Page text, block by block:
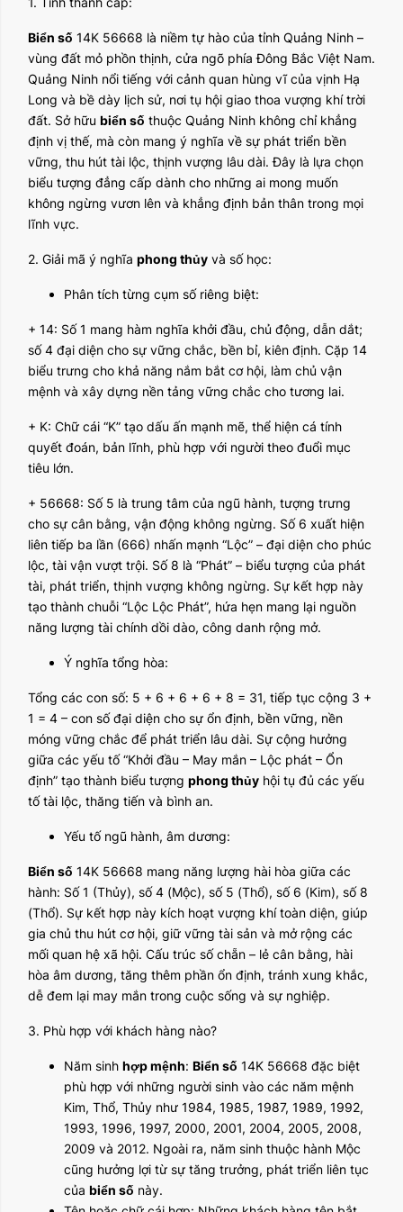
Biển số 14K 56668 là niềm tự hào của tỉnh Quảng Ninh –
vùng đất mỏ phồn thịnh, cửa ngõ phía Đông Bắc Việt Nam.
Quảng Ninh nổi tiếng với cảnh quan hùng vĩ của vịnh Hạ
Long và bề dày lịch sử, nơi tụ hội giao thoa vượng khí trời
đất. Sở hữu biển số thuộc Quảng Ninh không chỉ khẳng
định vị thế, mà còn mang ý nghĩa về sự phát triển bền
vững, thu hút tài lộc, thịnh vượng lâu dài. Đây là lựa chọn
biểu tượng đẳng cấp dành cho những ai mong muốn
không ngừng vươn lên và khẳng định bản thân trong mọi
lĩnh vực.
2. Giải mã ý nghĩa phong thủy và số học:
Phân tích từng cụm số riêng biệt:
+ 14: Số 1 mang hàm nghĩa khởi đầu, chủ động, dẫn dắt;
số 4 đại diện cho sự vững chắc, bền bỉ, kiên định. Cặp 14
biểu trưng cho khả năng nắm bắt cơ hội, làm chủ vận
mệnh và xây dựng nền tảng vững chắc cho tương lai.
+ K: Chữ cái “K” tạo dấu ấn mạnh mẽ, thể hiện cá tính
quyết đoán, bản lĩnh, phù hợp với người theo đuổi mục
tiêu lớn.
+ 56668: Số 5 là trung tâm của ngũ hành, tượng trưng
cho sự cân bằng, vận động không ngừng. Số 6 xuất hiện
liên tiếp ba lần (666) nhấn mạnh “Lộc” – đại diện cho phúc
lộc, tài vận vượt trội. Số 8 là “Phát” – biểu tượng của phát
tài, phát triển, thịnh vượng không ngừng. Sự kết hợp này
tạo thành chuỗi “Lộc Lộc Phát”, hứa hẹn mang lại nguồn
năng lượng tài chính dồi dào, công danh rộng mở.
Ý nghĩa tổng hòa:
Tổng các con số: 5 + 6 + 6 + 6 + 8 = 31, tiếp tục cộng 3 +
1 = 4 – con số đại diện cho sự ổn định, bền vững, nền
móng vững chắc để phát triển lâu dài. Sự cộng hưởng
giữa các yếu tố “Khởi đầu – May mắn – Lộc phát – Ổn
định” tạo thành biểu tượng phong thủy hội tụ đủ các yếu
tố tài lộc, thăng tiến và bình an.
Yếu tố ngũ hành, âm dương:
Biển số 14K 56668 mang năng lượng hài hòa giữa các
hành: Số 1 (Thủy), số 4 (Mộc), số 5 (Thổ), số 6 (Kim), số 8
(Thổ). Sự kết hợp này kích hoạt vượng khí toàn diện, giúp
gia chủ thu hút cơ hội, giữ vững tài sản và mở rộng các
mối quan hệ xã hội. Cấu trúc số chẵn – lẻ cân bằng, hài
hòa âm dương, tăng thêm phần ổn định, tránh xung khắc,
dễ đem lại may mắn trong cuộc sống và sự nghiệp.
3. Phù hợp với khách hàng nào?
Năm sinh hợp mệnh: Biển số 14K 56668 đặc biệt
phù hợp với những người sinh vào các năm mệnh
Kim, Thổ, Thủy như 1984, 1985, 1987, 1989, 1992,
1993, 1996, 1997, 2000, 2001, 2004, 2005, 2008,
2009 và 2012. Ngoài ra, năm sinh thuộc hành Mộc
cũng hưởng lợi từ sự tăng trưởng, phát triển liên tục
của biển số này.